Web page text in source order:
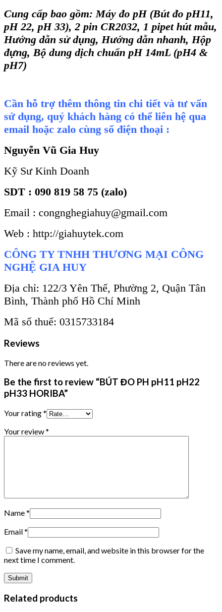
Cung cấp bao gồm: Máy đo pH (Bút đo pH11,
pH 22, pH 33), 2 pin CR2032, 1 pipet hút mẫu,
Hướng dẫn sử dụng, Hướng dẫn nhanh, Hộp
đựng, Bộ dung dịch chuẩn pH 14mL (pH4 &
pH7)
Cần hỗ trợ thêm thông tin chi tiết và tư vấn
sử dụng, quý khách hàng có thể liên hệ qua
email hoặc zalo cùng số điện thoại :
Nguyễn Vũ Gia Huy
Kỹ Sư Kinh Doanh
SDT : 090 819 58 75 (zalo)
Email : congnghegiahuy@gmail.com
Web : http://giahuytek.com
CÔNG TY TNHH THƯƠNG MẠI CÔNG
NGHỆ GIA HUY
Địa chỉ: 122/3 Yên Thế, Phường 2, Quận Tân
Bình, Thành phố Hồ Chí Minh
Mã số thuế: 0315733184
Reviews
There are no reviews yet.
Be the first to review “BÚT ĐO PH pH11 pH22
pH33 HORIBA”
Your rating*
Your review*
Name*
Email*
Save my name, email, and website in this browser for the
next time I comment.
Related products